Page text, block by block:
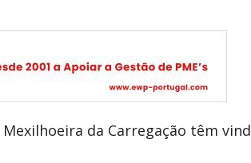
da Carregação têm